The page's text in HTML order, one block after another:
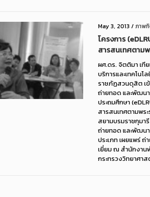
May 3, 2013 /ภาพ
โครงการ
สารสนเทศตาม
ผศ.ดร. จิตติมา เที
บริการและเทคโน
ราชภัฏสวนดุสิต เข้
ถ่ายทอด และพัฒน
ประถมศึกษา
สารสนเทศตามพร
สยามบรมราชกุมา
ถ่ายทอด และพัฒน
ประเภท เผยแพร่
เยี่ยม ณ สำนักงาน
กระทรวงวิทยาศา